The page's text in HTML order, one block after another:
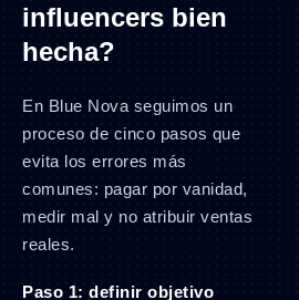
influencers bien
hecha?
En Blue Nova seguimos un
proceso de cinco pasos que
evita los errores más
comunes: pagar por vanidad,
medir mal y no atribuir ventas
reales.
Paso 1: definir objetivo